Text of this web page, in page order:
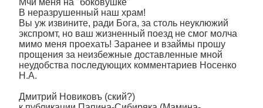
Мчи меня на "боковушке"
В неразрушенный наш храм!
Вы уж извините, ради Бога, за столь неуклюжий
экспромт, но ваш жизненный поезд не смог молча
мимо меня проехать! Заранее и взаймы прошу
прощения за неизбежные доставленные мной
неудобства последующих комментариев Носенко
Н.А.
Дмитрий Новиковъ (ский?)